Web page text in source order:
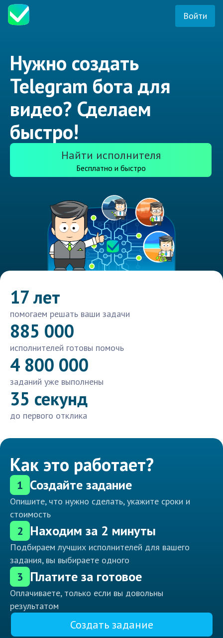
Войти
Нужно создать
Telegram бота для
видео? Сделаем
быстро!
Найти исполнителя
Бесплатно и быстро
17 лет
помогаем решать ваши задачи
885 000
исполнителей готовы помочь
4 800 000
заданий уже выполнены
35 секунд
до первого отклика
Как это работает?
1 Создайте задание
Опишите, что нужно сделать, укажите сроки и
стоимость
2 Находим за 2 минуты
Подбираем лучших исполнителей для вашего
задания, вы выбираете одного
3 Платите за готовое
Оплачиваете, только если вы довольны
результатом
Создать задание